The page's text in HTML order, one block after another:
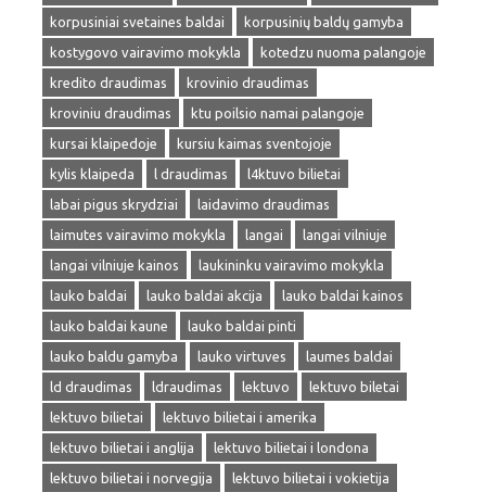
korpusiniai svetaines baldai
korpusinių baldų gamyba
kostygovo vairavimo mokykla
kotedzu nuoma palangoje
kredito draudimas
krovinio draudimas
kroviniu draudimas
ktu poilsio namai palangoje
kursai klaipedoje
kursiu kaimas sventojoje
kylis klaipeda
l draudimas
l4ktuvo bilietai
labai pigus skrydziai
laidavimo draudimas
laimutes vairavimo mokykla
langai
langai vilniuje
langai vilniuje kainos
laukininku vairavimo mokykla
lauko baldai
lauko baldai akcija
lauko baldai kainos
lauko baldai kaune
lauko baldai pinti
lauko baldu gamyba
lauko virtuves
laumes baldai
ld draudimas
ldraudimas lektuvo
lektuvo biletai
lektuvo bilietai
lektuvo bilietai i amerika
lektuvo bilietai i anglija
lektuvo bilietai i londona
lektuvo bilietai i norvegija
lektuvo bilietai i vokietija